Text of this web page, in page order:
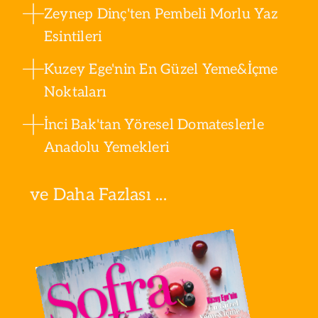
Zeynep Dinç'ten Pembeli Morlu Yaz
Esintileri
Kuzey Ege'nin En Güzel Yeme&İçme
Noktaları
İnci Bak'tan Yöresel Domateslerle
Anadolu Yemekleri
ve Daha Fazlası ...